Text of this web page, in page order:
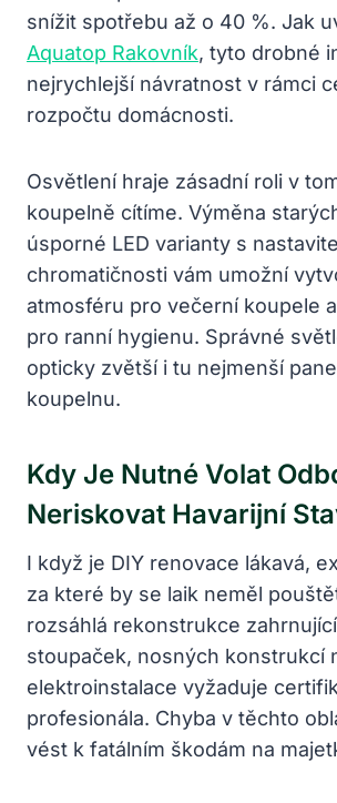
snížit spotřebu až o 40 %. Jak
Aquatop Rakovník, tyto drobné
nejrychlejší návratnost v rámci
rozpočtu domácnosti.
Osvětlení hraje zásadní roli v
koupelně cítíme. Výměna
úsporné LED varianty s
chromatičnosti vám umožní
atmosféru pro večerní koupele
pro ranní hygienu. Správné
opticky zvětší i tu nejmenší
koupelnu.
Kdy Je Nutné Volat
Neriskovat Havarijní
I když je DIY renovace lákavá,
za které by se laik neměl
rozsáhlá rekonstrukce
stoupaček, nosných konstrukcí
elektroinstalace vyžaduje
profesionála. Chyba v těchto
vést k fatálním škodám na